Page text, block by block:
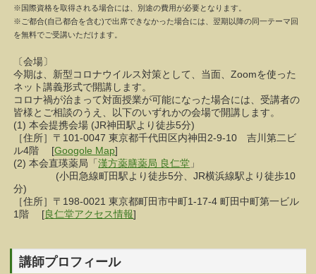
※国際資格を取得される場合には、別途の費用が必要となります。
※ご都合(自己都合を含む)で出席できなかった場合には、翌期以降の同一テーマ回
を無料でご受講いただけます。
〔会場〕
今期は、新型コロナウイルス対策として、当面、Zoomを使った
ネット講義形式で開講します。
コロナ禍が治まって対面授業が可能になった場合には、受講者の
皆様とご相談のうえ、以下のいずれかの会場で開講します。
(1) 本会提携会場 (JR神田駅より徒歩5分)
［住所］〒101-0047 東京都千代田区内神田2-9-10 吉川第二ビ
ル4階 [Googole Map]
(2) 本会直瑛薬局「漢方薬膳薬局 良仁堂 」
(小田急線町田駅より徒歩5分、JR横浜線駅より徒歩10
分)
［住所］〒198-0021 東京都町田市中町1-17-4 町田中町第一ビル
1階 [良仁堂アクセス情報]
講師プロフィール